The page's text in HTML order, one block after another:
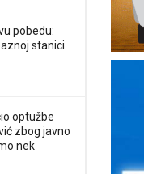
pobedu:
stanici
optužbe
zbog javno
nek